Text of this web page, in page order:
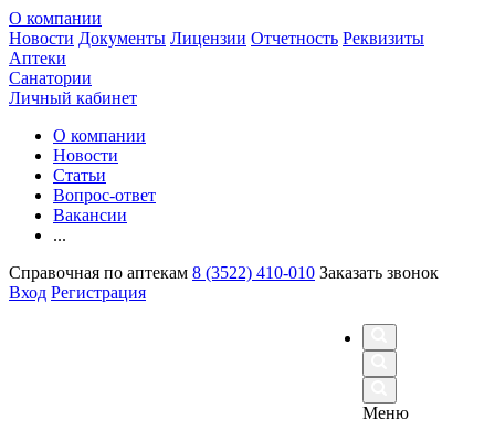
О компании
Новости Документы Лицензии Отчетность Реквизиты
Аптеки
Санатории
Личный кабинет
О компании
Новости
Статьи
Вопрос-ответ
Вакансии
...
Справочная по аптекам 8 (3522) 410-010 Заказать звонок
Вход Регистрация
Меню